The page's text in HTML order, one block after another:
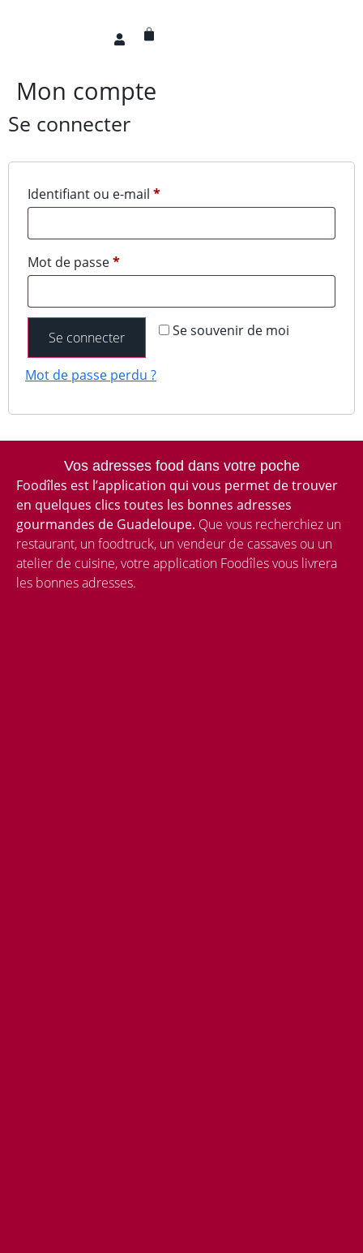
Mon compte
Se connecter
Identifiant ou e-mail *
Mot de passe*
Se souvenir de moi
Se connecter
Mot de passe perdu ?
Vos adresses food dans votre poche
Foodîles est l’application qui vous permet de trouver
en quelques clics toutes les bonnes adresses
gourmandes de Guadeloupe. Que vous recherchiez un
restaurant, un foodtruck, un vendeur de cassaves ou un
atelier de cuisine, votre application Foodîles vous livrera
les bonnes adresses.